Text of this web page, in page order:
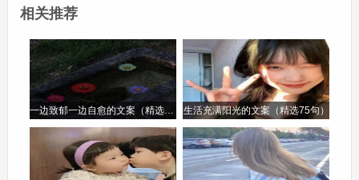
不自觉地上扬。
记得有一次，我跟着爸爸妈妈去乡下的奶奶家。奶
奶家养了几只大公鸡，它们威风凛凛，鸡冠红红
的，尾巴的羽毛五颜六色，好看极了。那时候的
我，对什么都充满好奇，看着大公鸡走来走去，我
突发奇想，要是能骑大公鸡该多好玩呀。于是，我
相关推荐
一边致郁一边自愈的文案（精选96句） 生活充满阳光的文案（精选75句）